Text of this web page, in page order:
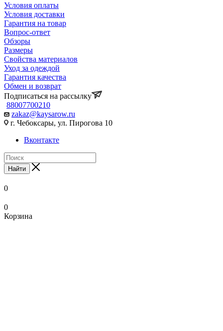
Условия оплаты
Условия доставки
Гарантия на товар
Вопрос-ответ
Обзоры
Размеры
Свойства материалов
Уход за одеждой
Гарантия качества
Обмен и возврат
Подписаться на рассылку
88007700210
zakaz@kaysarow.ru
г. Чебоксары, ул. Пирогова 10
Вконтакте
Найти
0
0
Корзина